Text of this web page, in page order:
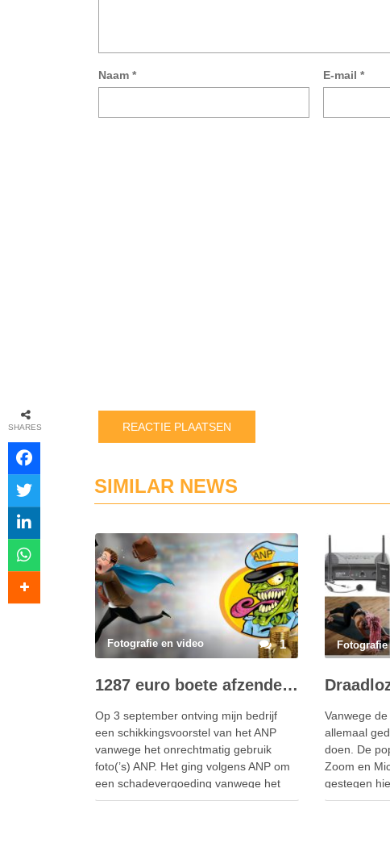
Naam * E-mail *
SIMILAR NEWS
Fotografie en video 1
1287 euro boete afzender ANP
Op 3 september ontving mijn bedrijf
een schikkingsvoorstel van het ANP
vanwege het onrechtmatig gebruik
foto(’s) ANP. Het ging volgens ANP om
een schadevergoeding vanwege het
meerdere jaren zonder toestemming
Vanwege
allemaal
doen. De
Zoom en
gestegen
zowel
SHARES